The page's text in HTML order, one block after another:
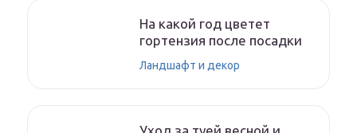
На какой год цветет
гортензия после посадки
Ландшафт и декор